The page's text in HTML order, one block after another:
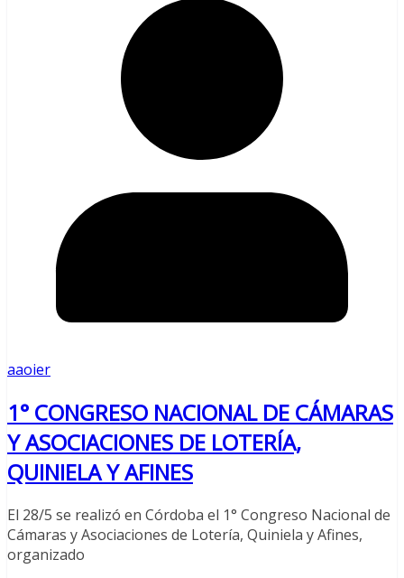
aaoier
1° CONGRESO NACIONAL DE CÁMARAS
Y ASOCIACIONES DE LOTERÍA,
QUINIELA Y AFINES
El 28/5 se realizó en Córdoba el 1° Congreso Nacional de
Cámaras y Asociaciones de Lotería, Quiniela y Afines,
organizado